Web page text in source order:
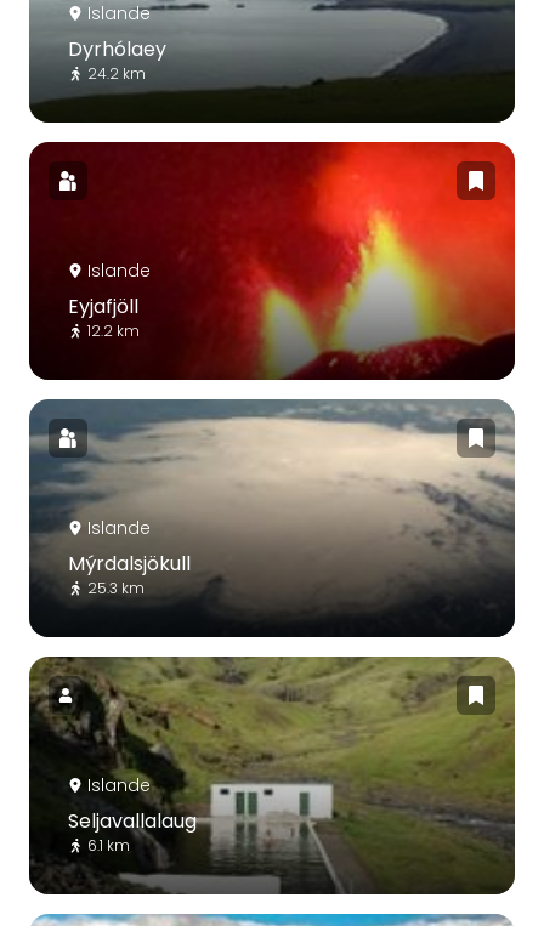
Islande
Dyrhólaey
24.2 km
Islande
Eyjafjöll
12.2 km
Islande
Mýrdalsjökull
25.3 km
Islande
Seljavallalaug
6.1 km